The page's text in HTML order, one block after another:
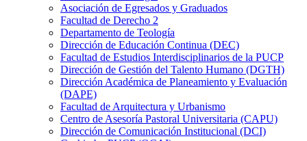
Asociación de Egresados y Graduados
Facultad de Derecho 2
Departamento de Teología
Dirección de Educación Continua (DEC)
Facultad de Estudios Interdisciplinarios de la PUCP
Dirección de Gestión del Talento Humano (DGTH)
Dirección Académica de Planeamiento y Evaluación
(DAPE)
Facultad de Arquitectura y Urbanismo
Centro de Asesoría Pastoral Universitaria (CAPU)
Dirección de Comunicación Institucional (DCI)